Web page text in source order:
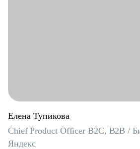
Елена Тупикова
Chief Product Officer B2C, B2B /
Яндекс